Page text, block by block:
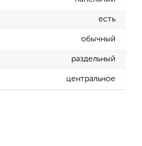
есть
обычный
раздельный
центральное